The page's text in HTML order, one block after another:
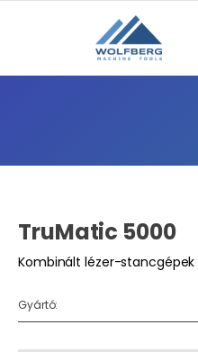
TruMatic 5000
Kombinált lézer-stancgépek
Gyártó: